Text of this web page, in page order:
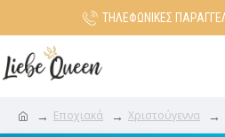
ΤΗΛΕΦΩΝΙΚΕΣ
Εποχιακά Χριστούγεννα